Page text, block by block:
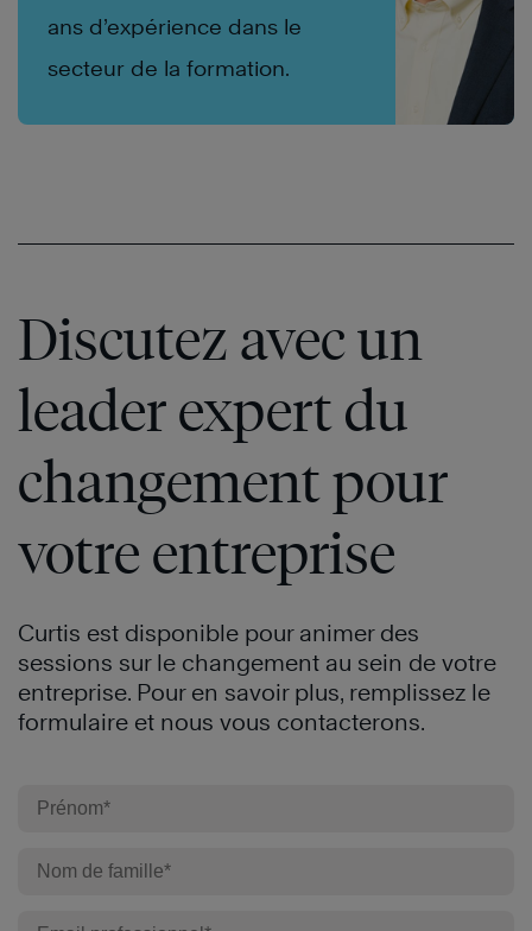
ans d’expérience dans le
secteur de la formation.
Discutez avec un
leader expert du
changement pour
votre entreprise
Curtis est disponible pour animer des
sessions sur le changement au sein de votre
entreprise. Pour en savoir plus, remplissez le
formulaire et nous vous contacterons.